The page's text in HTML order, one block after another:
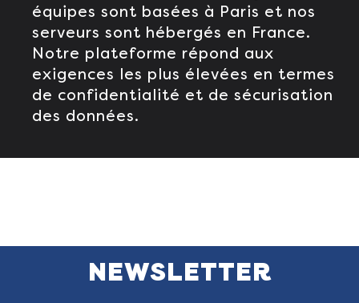
équipes sont basées à Paris et nos
serveurs sont hébergés en France.
Notre plateforme répond aux
exigences les plus élevées en termes
de confidentialité et de sécurisation
des données.
NEWSLETTER